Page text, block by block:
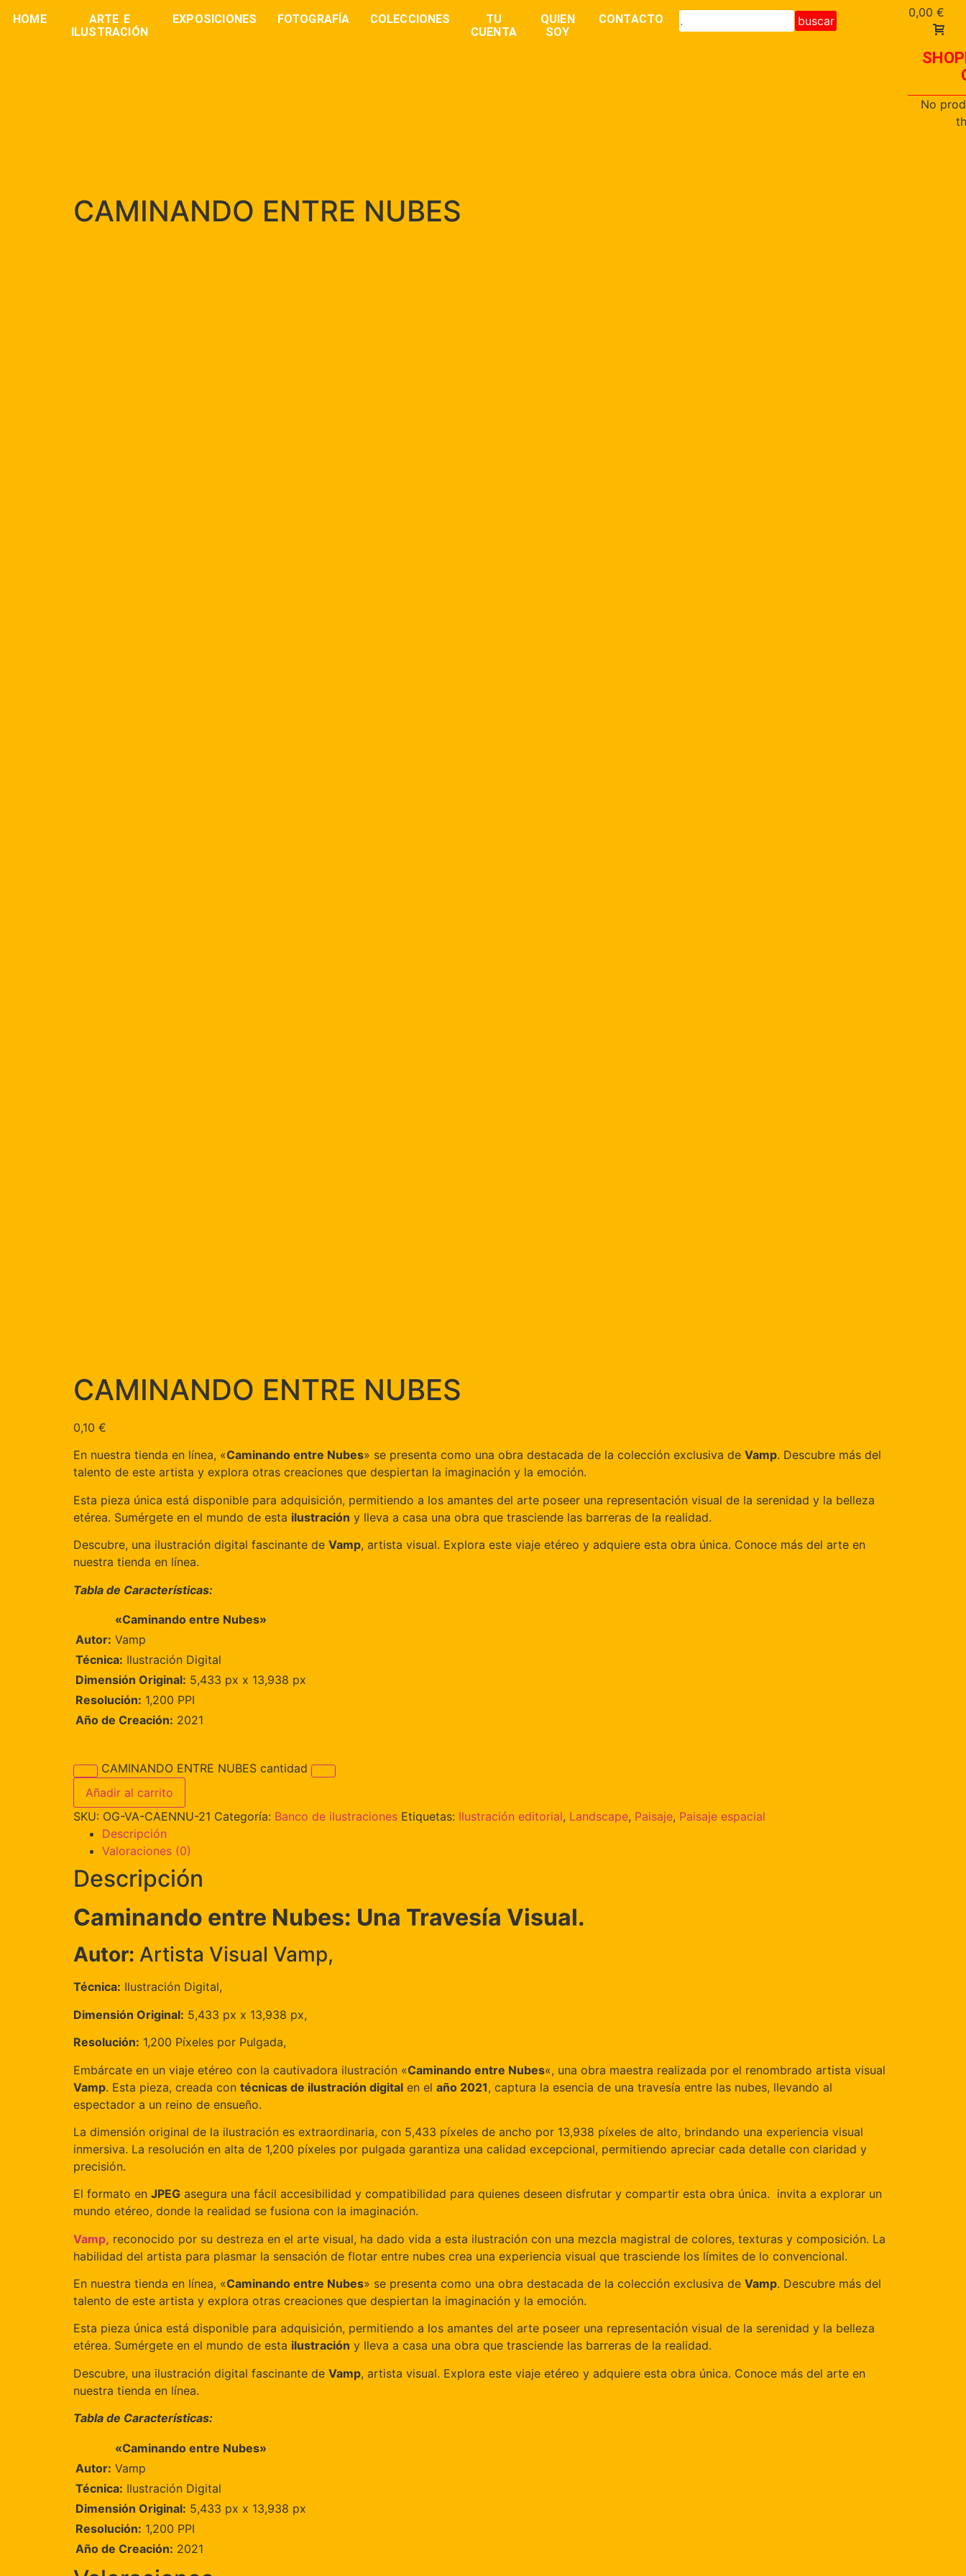
HOME
ARTE E
ILUSTRACIÓN
EXPOSICIONES FOTOGRAFÍA COLECCIONES
TU
CUENTA
QUIEN
SOY
CONTACTO buscar
0,00 €
No
CAMINANDO ENTRE NUBES
CAMINANDO ENTRE NUBES
0,10 €
En nuestra tienda en línea, «Caminando entre Nubes» se presenta como una obra destacada de la colección exclusiva de Vamp. Descubre más del
talento de este artista y explora otras creaciones que despiertan la imaginación y la emoción.
Esta pieza única está disponible para adquisición, permitiendo a los amantes del arte poseer una representación visual de la serenidad y la belleza
etérea. Sumérgete en el mundo de esta ilustración y lleva a casa una obra que trasciende las barreras de la realidad.
Descubre, una ilustración digital fascinante de Vamp, artista visual. Explora este viaje etéreo y adquiere esta obra única. Conoce más del arte en
nuestra tienda en línea.
Tabla de Características:
«Caminando entre Nubes»
Autor: Vamp
Técnica: Ilustración Digital
Dimensión Original: 5,433 px x 13,938 px
Resolución: 1,200 PPI
Año de Creación: 2021
CAMINANDO ENTRE NUBES cantidad
Añadir al carrito
SKU: OG-VA-CAENNU-21 Categoría: Banco de ilustraciones Etiquetas: Ilustración editorial, Landscape, Paisaje, Paisaje espacial
Descripción
Valoraciones (0)
Descripción
Caminando entre Nubes: Una Travesía Visual.
Autor: Artista Visual Vamp,
Técnica: Ilustración Digital,
Dimensión Original: 5,433 px x 13,938 px,
Resolución: 1,200 Píxeles por Pulgada,
Embárcate en un viaje etéreo con la cautivadora ilustración «Caminando entre Nubes«, una obra maestra realizada por el renombrado artista visual
Vamp. Esta pieza, creada con técnicas de ilustración digital en el año 2021, captura la esencia de una travesía entre las nubes, llevando al
espectador a un reino de ensueño.
La dimensión original de la ilustración es extraordinaria, con 5,433 píxeles de ancho por 13,938 píxeles de alto, brindando una experiencia visual
inmersiva. La resolución en alta de 1,200 píxeles por pulgada garantiza una calidad excepcional, permitiendo apreciar cada detalle con claridad y
precisión.
El formato en JPEG asegura una fácil accesibilidad y compatibilidad para quienes deseen disfrutar y compartir esta obra única. invita a explorar un
mundo etéreo, donde la realidad se fusiona con la imaginación.
Vamp, reconocido por su destreza en el arte visual, ha dado vida a esta ilustración con una mezcla magistral de colores, texturas y composición. La
habilidad del artista para plasmar la sensación de flotar entre nubes crea una experiencia visual que trasciende los límites de lo convencional.
En nuestra tienda en línea, «Caminando entre Nubes» se presenta como una obra destacada de la colección exclusiva de Vamp. Descubre más del
talento de este artista y explora otras creaciones que despiertan la imaginación y la emoción.
Esta pieza única está disponible para adquisición, permitiendo a los amantes del arte poseer una representación visual de la serenidad y la belleza
etérea. Sumérgete en el mundo de esta ilustración y lleva a casa una obra que trasciende las barreras de la realidad.
Descubre, una ilustración digital fascinante de Vamp, artista visual. Explora este viaje etéreo y adquiere esta obra única. Conoce más del arte en
nuestra tienda en línea.
Tabla de Características:
«Caminando entre Nubes»
Autor: Vamp
Técnica: Ilustración Digital
Dimensión Original: 5,433 px x 13,938 px
Resolución: 1,200 PPI
Año de Creación: 2021